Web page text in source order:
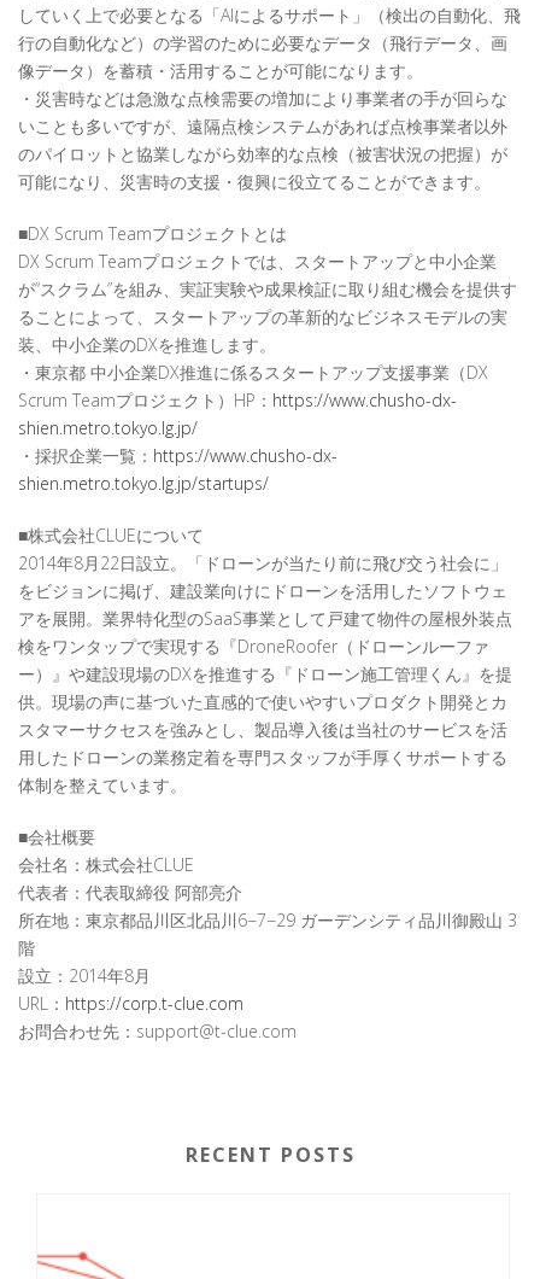
していく上で必要となる「AIによるサポート」（検出の自動化、飛
行の自動化など）の学習のために必要なデータ（飛行データ、画
像データ）を蓄積・活用することが可能になります。
・災害時などは急激な点検需要の増加により事業者の手が回らな
いことも多いですが、遠隔点検システムがあれば点検事業者以外
のパイロットと協業しながら効率的な点検（被害状況の把握）が
可能になり、災害時の支援・復興に役立てることができます。
■DX Scrum Teamプロジェクトとは
DX Scrum Teamプロジェクトでは、スタートアップと中小企業
が“スクラム”を組み、実証実験や成果検証に取り組む機会を提供す
ることによって、スタートアップの革新的なビジネスモデルの実
装、中小企業のDXを推進します。
・東京都 中小企業DX推進に係るスタートアップ支援事業（DX
Scrum Teamプロジェクト）HP： https://www.chusho-dx-
shien.metro.tokyo.lg.jp/
・採択企業一覧： https://www.chusho-dx-
shien.metro.tokyo.lg.jp/startups/
■株式会社CLUEについて
2014年8月22日設立。「ドローンが当たり前に飛び交う社会に」
をビジョンに掲げ、建設業向けにドローンを活用したソフトウェ
アを展開。業界特化型のSaaS事業として戸建て物件の屋根外装点
検をワンタップで実現する『DroneRoofer（ドローンルーファ
ー）』や建設現場のDXを推進する『ドローン施工管理くん』を提
供。現場の声に基づいた直感的で使いやすいプロダクト開発とカ
スタマーサクセスを強みとし、製品導入後は当社のサービスを活
用したドローンの業務定着を専門スタッフが手厚くサポートする
体制を整えています。
■会社概要
会社名：株式会社CLUE
代表者：代表取締役 阿部亮介
所在地：東京都品川区北品川6−7−29 ガーデンシティ品川御殿山 3
階
設立：2014年8月
URL： https://corp.t-clue.com
お問合わせ先：support@t-clue.com
RECENT POSTS